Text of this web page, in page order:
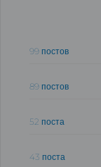
99 постов
89 постов
52 поста
43 поста